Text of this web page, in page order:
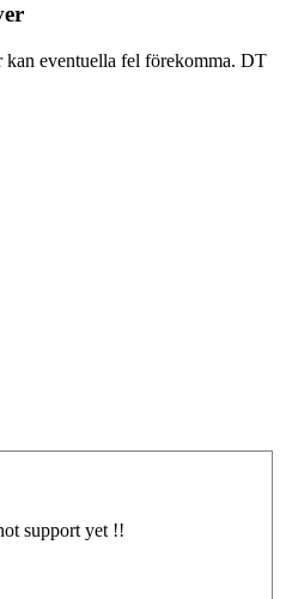
kan eventuella fel förekomma. DT